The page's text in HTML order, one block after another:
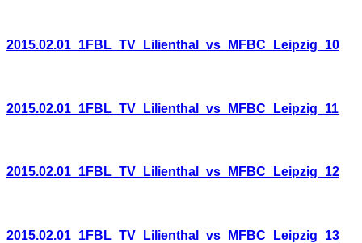
2015.02.01_1FBL_TV_Lilienthal_vs_MFBC_Leipzig_10
2015.02.01_1FBL_TV_Lilienthal_vs_MFBC_Leipzig_11
2015.02.01_1FBL_TV_Lilienthal_vs_MFBC_Leipzig_12
2015.02.01_1FBL_TV_Lilienthal_vs_MFBC_Leipzig_13